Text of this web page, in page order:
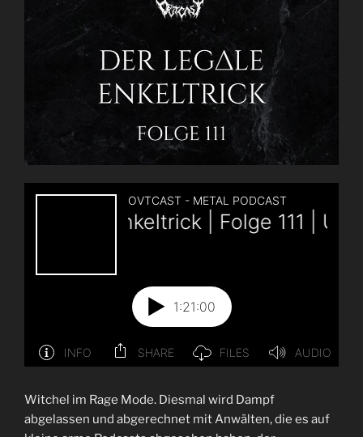
Witchel im Rage Mode. Diesmal wird Dampf
abgelassen und abgerechnet mit Anwälten, die es auf